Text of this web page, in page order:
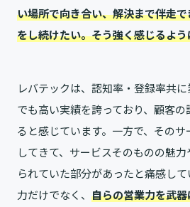
い場所で向き合い、解決まで伴走
をし続けたい。そう強く感じるよ
レバテックは、認知率・登録率共
でも高い実績を誇っており、顧客
ると感じています。一方で、その
してきて、サービスそのものの魅
られていた部分があったと痛感し
力だけでなく、 自らの営業力を武